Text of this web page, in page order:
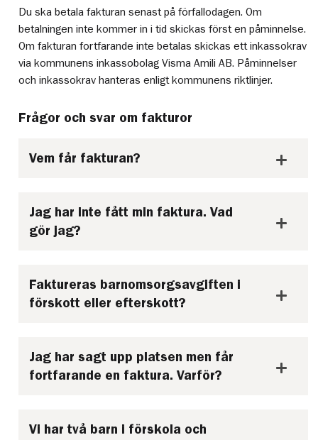
Du ska betala fakturan senast på förfallodagen. Om
betalningen inte kommer in i tid skickas först en påminnelse.
Om fakturan fortfarande inte betalas skickas ett inkassokrav
via kommunens inkassobolag Visma Amili AB. Påminnelser
och inkassokrav hanteras enligt kommunens riktlinjer.
Frågor och svar om fakturor
Vem får fakturan?
Jag har inte fått min faktura. Vad
gör jag?
Faktureras barnomsorgsavgiften i
förskott eller efterskott?
Jag har sagt upp platsen men får
fortfarande en faktura. Varför?
Vi har två barn i förskola och